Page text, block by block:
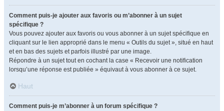
Comment puis-je ajouter aux favoris ou m’abonner à un sujet
spécifique ?
Vous pouvez ajouter aux favoris ou vous abonner à un sujet spécifique en
cliquant sur le lien approprié dans le menu « Outils du sujet », situé en haut
et en bas des sujets et parfois illustré par une image.
Répondre à un sujet tout en cochant la case « Recevoir une notification
lorsqu’une réponse est publiée » équivaut à vous abonner à ce sujet.
Haut
Comment puis-je m’abonner à un forum spécifique ?